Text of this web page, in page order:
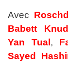
Avec
Babett
Yan Tual ,
Sayed